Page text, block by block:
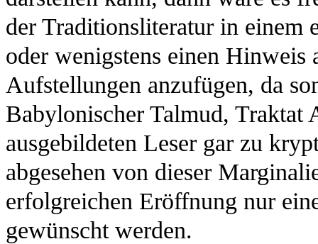
der Traditionsliteratur in einem
oder wenigstens einen Hinweis
Aufstellungen anzufügen, da
Babylonischer Talmud, Traktat
ausgebildeten Leser gar zu
abgesehen von dieser
erfolgreichen Eröffnung nur
gewünscht werden.